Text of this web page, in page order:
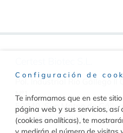
Pol. Industrial Río Gállego II
Nº1
50840, San Mateo de
Zaragoza, (Spain)
Configuración de
Te informamos que en este
página web y sus servicios, así
(cookies analíticas), te